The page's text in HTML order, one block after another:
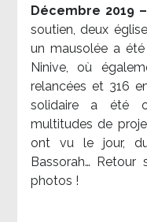
Décembre 2019
soutien, deux
un mausolée a
Ninive, où
relancées et 316
solidaire a été
multitudes de
ont vu le jour, du
Bassorah…
photos !